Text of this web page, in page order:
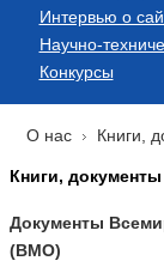
Интервью о
Научно-
Конкурсы
О нас Книги,
Книги, документы
Документы
(ВМО)